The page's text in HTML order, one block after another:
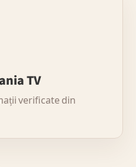
TV
verificate din